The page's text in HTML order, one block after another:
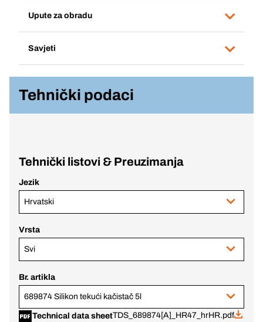
Upute za obradu
Savjeti
Tehnički podaci
Tehnički listovi & Preuzimanja
Jezik
Hrvatski
Vrsta
Svi
Br. artikla
689874 Silikon tekući kačistač 5l
Technical data sheetTDS_689874[A]_HR47_hrHR.pdf